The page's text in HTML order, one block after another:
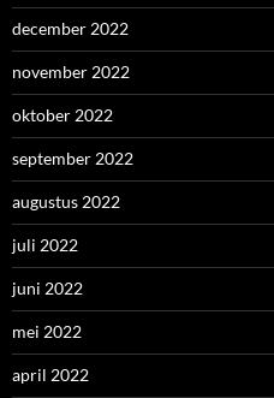
december 2022
november 2022
oktober 2022
september 2022
augustus 2022
juli 2022
juni 2022
mei 2022
april 2022